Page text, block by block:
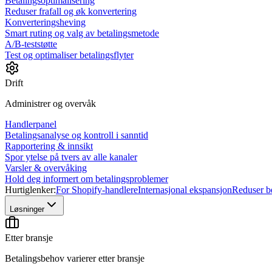
Reduser frafall og øk konvertering
Konverteringsheving
Smart ruting og valg av betalingsmetode
A/B-teststøtte
Test og optimaliser betalingsflyter
Drift
Administrer og overvåk
Handlerpanel
Betalingsanalyse og kontroll i sanntid
Rapportering & innsikt
Spor ytelse på tvers av alle kanaler
Varsler & overvåking
Hold deg informert om betalingsproblemer
Hurtiglenker:For Shopify-handlereInternasjonal ekspansjonReduser
Løsninger
Etter bransje
Betalingsbehov varierer etter bransje